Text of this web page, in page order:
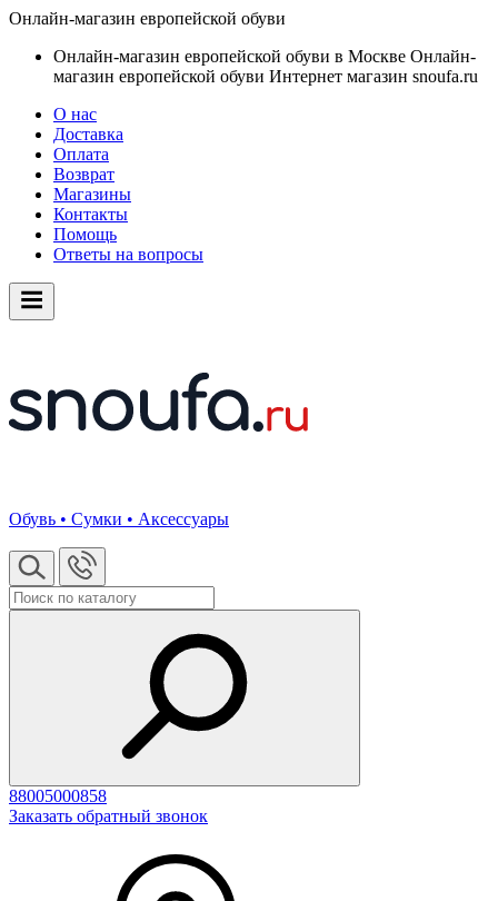
Онлайн-магазин европейской обуви
Онлайн-магазин европейской обуви в Москве Онлайн-
магазин европейской обуви Интернет магазин snoufa.ru
О нас
Доставка
Оплата
Возврат
Магазины
Контакты
Помощь
Ответы на вопросы
Обувь • Сумки • Аксессуары
88005000858
Заказать обратный звонок